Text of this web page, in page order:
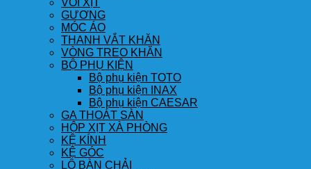
VÒI XỊT
GƯƠNG
MÓC ÁO
THANH VẮT KHĂN
VÒNG TREO KHĂN
BỘ PHỤ KIỆN
Bộ phụ kiện TOTO
Bộ phụ kiện INAX
Bộ phụ kiện CAESAR
GA THOÁT SÀN
HỘP XỊT XÀ PHÒNG
KỆ KÍNH
KỆ GÓC
LÔ BÀN CHẢI